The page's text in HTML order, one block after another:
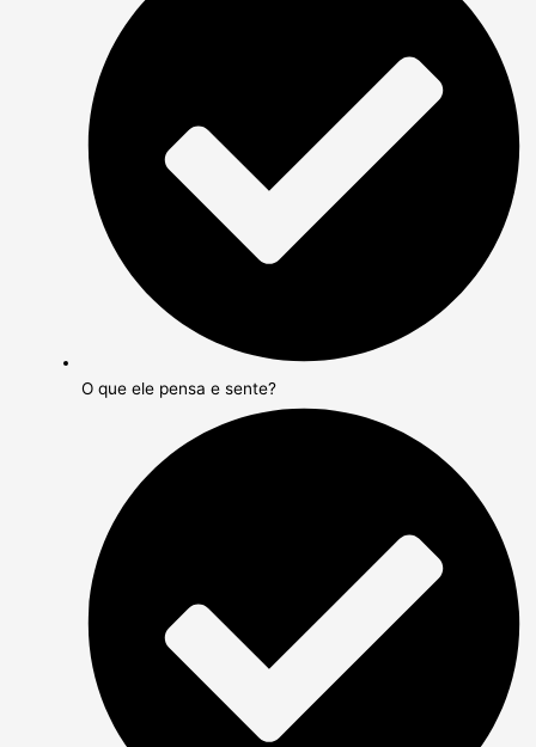
O que ele pensa e sente?